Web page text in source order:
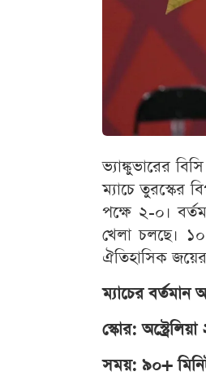
ভ্যাঙ্কুভারের
ম্যাচে তুরস্কের
পক্ষে ২-০।
খেলা চলছে।
ঐতিহাসিক
ম্যাচের বর্তমান
স্কোর:
সময়: ৯০+